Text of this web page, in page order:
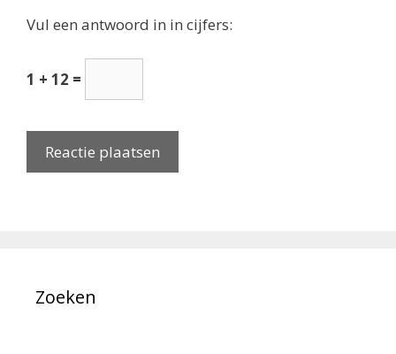
Vul een antwoord in in cijfers:
1 + 12 =
Zoeken